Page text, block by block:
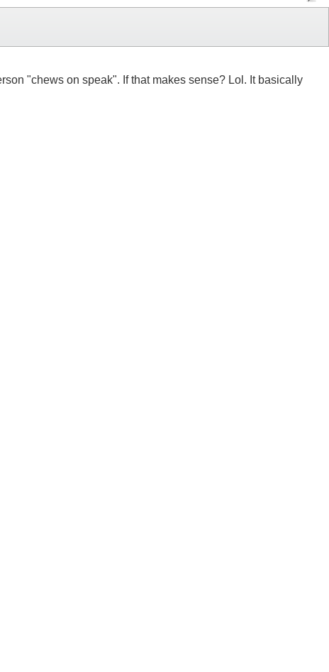
"chews on speak". If that makes sense? Lol. It basically